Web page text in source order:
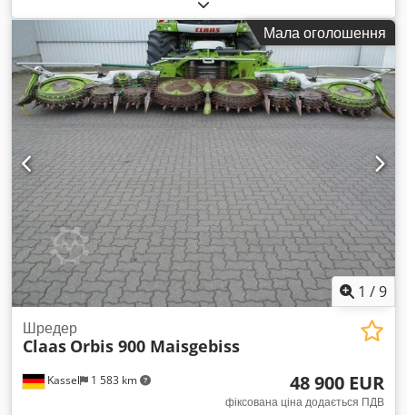
Мала оголошення
1 /9
Kassel 1 583 km
Шредер
Claas Orbis 900 Maisgebiss
48 900 EUR
фіксована ціна додається ПДВ